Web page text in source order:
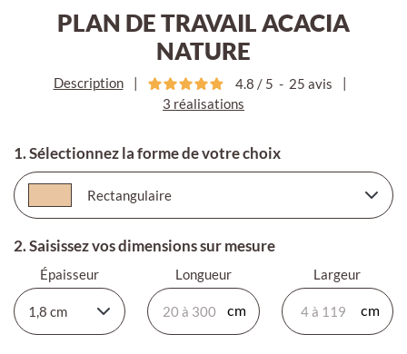
PLAN DE TRAVAIL ACACIA
NATURE
Description 4.8 / 5 - 25 avis
3 réalisations
1. Sélectionnez la forme de votre choix
2. Saisissez vos dimensions sur mesure
Épaisseur Longueur Largeur